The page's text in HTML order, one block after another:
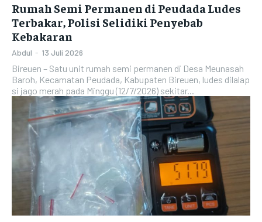
Rumah Semi Permanen di Peudada Ludes
Terbakar, Polisi Selidiki Penyebab
Kebakaran
Abdul - 13 Juli 2026
Bireuen – Satu unit rumah semi permanen di Desa Meunasah
Baroh, Kecamatan Peudada, Kabupaten Bireuen, ludes dilalap
si jago merah pada Minggu (12/7/2026) sekitar...